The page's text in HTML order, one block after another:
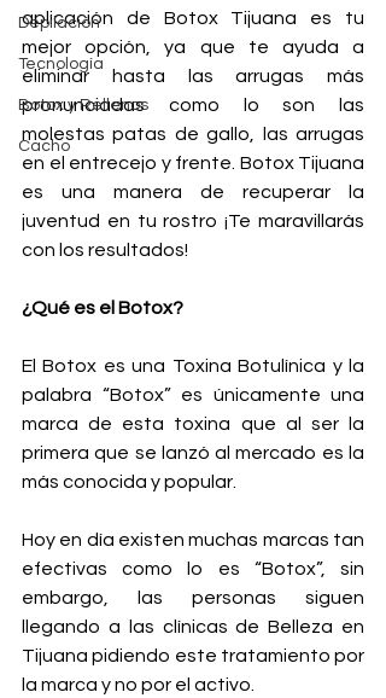
Depilación
Tecnología
Botox y Rellenos
Cacho
aplicación de Botox Tijuana es tu
mejor opción, ya que te ayuda a
eliminar hasta las arrugas más
pronunciadas como lo son las
molestas patas de gallo, las arrugas
en el entrecejo y frente. Botox Tijuana
es una manera de recuperar la
juventud en tu rostro ¡Te maravillarás
con los resultados!
¿Qué es el Botox?
El Botox es una Toxina Botulínica y la
palabra “Botox” es únicamente una
marca de esta toxina que al ser la
primera que se lanzó al mercado es la
más conocida y popular.
Hoy en día existen muchas marcas tan
efectivas como lo es “Botox”, sin
embargo, las personas siguen
llegando a las clínicas de Belleza en
Tijuana pidiendo este tratamiento por
la marca y no por el activo.